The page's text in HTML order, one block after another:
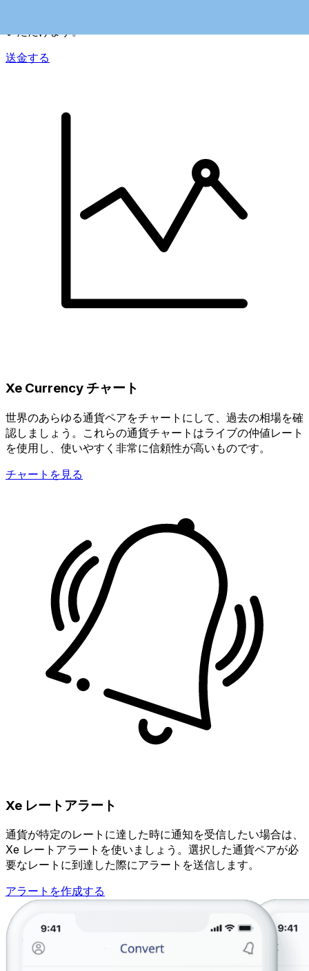
送金する
Xe Currency チャート
世界のあらゆる通貨ペアをチャートにして、過去の相場を確
認しましょう。これらの通貨チャートはライブの仲値レート
を使用し、使いやすく非常に信頼性が高いものです。
チャートを見る
Xe レートアラート
通貨が特定のレートに達した時に通知を受信したい場合は、
Xe レートアラートを使いましょう。選択した通貨ペアが必
要なレートに到達した際にアラートを送信します。
アラートを作成する